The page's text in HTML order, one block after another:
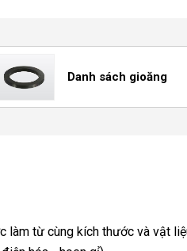
Danh sách gioăng
từ cùng kích thước và vật